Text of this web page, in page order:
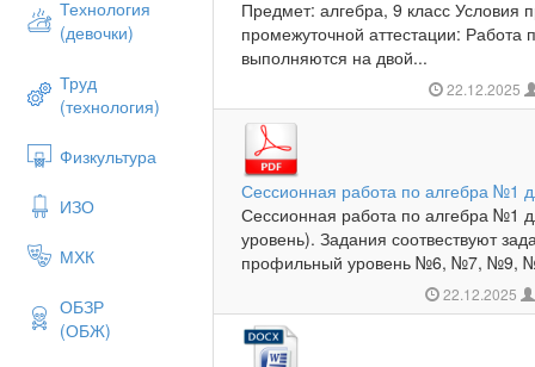
Технология
(девочки)
Труд
(технология)
Физкультура
ИЗО
МХК
ОБЗР
(ОБЖ)
Предмет: алгебра, 9 класс Условия
промежуточной аттестации: Работа
выполняются на двой...
22.12.2025
Сессионная работа по алгебра №1
Сессионная работа по алгебра №1
уровень). Задания соотвествуют
профильный уровень №6, №7, №9,
22.12.2025